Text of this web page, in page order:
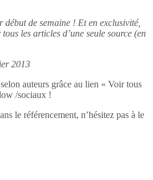
début de semaine ! Et en exclusivité,
les articles d’une seule source (en
2013
auteurs grâce au lien « Voir tous
/sociaux !
le référencement, n’hésitez pas à le